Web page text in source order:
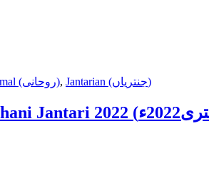
Spiritual/Paranormal (روحانی), Jantarian (جنتریاں)